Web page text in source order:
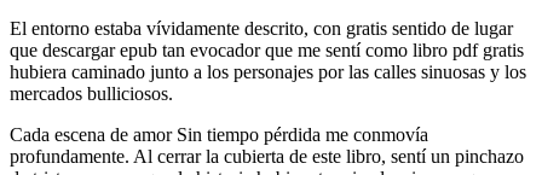
El entorno estaba vívidamente descrito, con gratis sentido de lugar
que descargar epub tan evocador que me sentí como libro pdf gratis
hubiera caminado junto a los personajes por las calles sinuosas y los
mercados bulliciosos.
Cada escena de amor Sin tiempo pérdida me conmovía
profundamente. Al cerrar la cubierta de este libro, sentí un pinchazo